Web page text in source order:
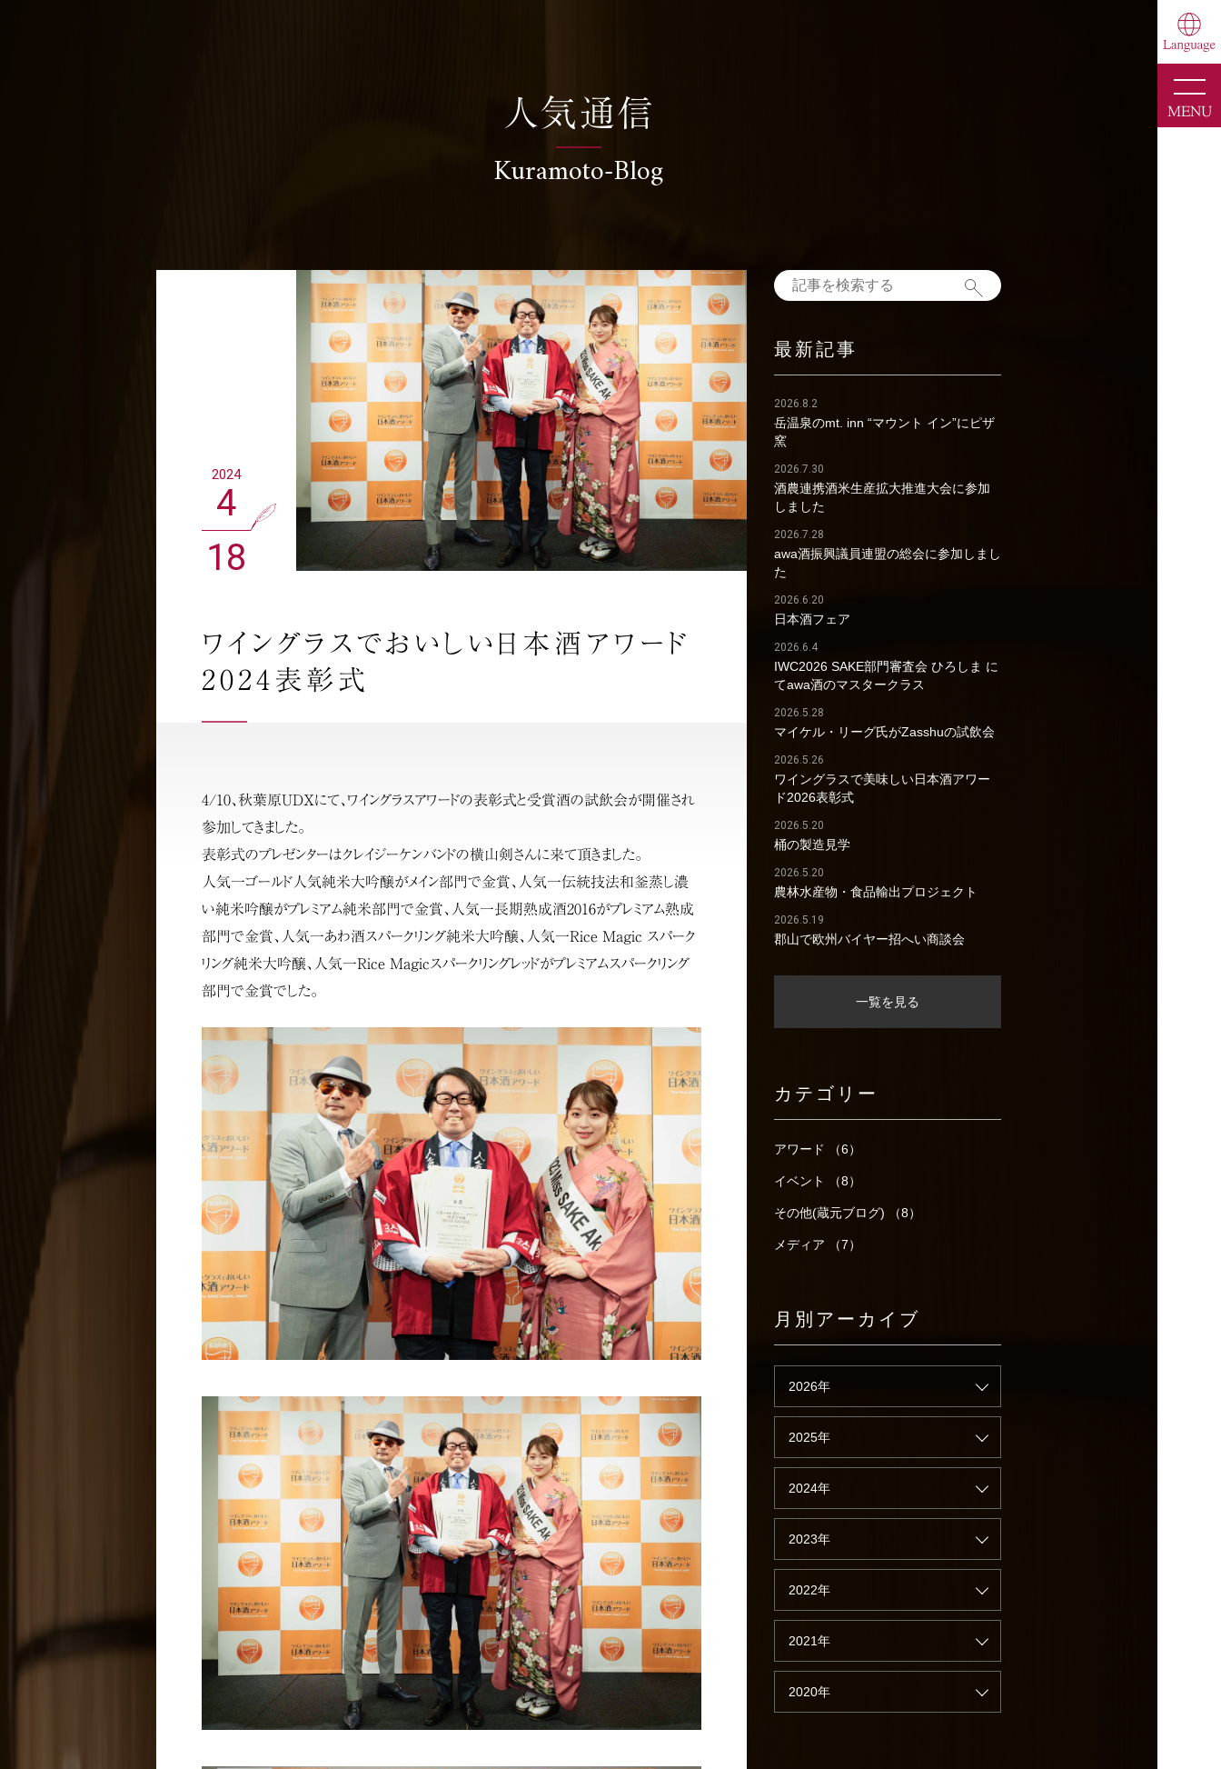
MENU
人気通信
Kuramoto-Blog
2024
4
18
ワイングラスでおいしい日本酒アワード
2024表彰式
4/10、秋葉原UDXにて、ワイングラスアワードの表彰式と受賞酒の試飲会が開催され
参加してきました。
表彰式のプレゼンターはクレイジーケンバンドの横山剣さんに来て頂きました。
人気一ゴールド人気純米大吟醸がメイン部門で金賞、人気一伝統技法和釜蒸し濃
い純米吟醸がプレミアム純米部門で金賞、人気一長期熟成酒2016がプレミアム熟成
部門で金賞、人気一あわ酒スパークリング純米大吟醸、人気一Rice Magic スパーク
リング純米大吟醸、人気一Rice Magicスパークリングレッドがプレミアムスパークリング
部門で金賞でした。
最新記事
2026.8.2
岳温泉のmt. inn “マウント イン”にピザ
窯
2026.7.30
酒農連携酒米生産拡大推進大会に参加
しました
2026.7.28
awa酒振興議員連盟の総会に参加しまし
た
2026.6.20
日本酒フェア
2026.6.4
IWC2026 SAKE部門審査会 ひろしま に
てawa酒のマスタークラス
2026.5.28
マイケル・リーグ氏がZasshuの試飲会
2026.5.26
ワイングラスで美味しい日本酒アワー
ド2026表彰式
2026.5.20
桶の製造見学
2026.5.20
農林水産物・食品輸出プロジェクト
2026.5.19
郡山で欧州バイヤー招へい商談会
一覧を見る
カテゴリー
アワード （6）
イベント （8）
その他(蔵元ブログ) （8）
メディア （7）
月別アーカイブ
2026年
2025年
2024年
2023年
2022年
2021年
2020年